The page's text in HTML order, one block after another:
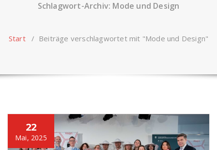
Schlagwort-Archiv: Mode und Design
Start/ Beiträge verschlagwortet mit "Mode und Design"
22
Mai, 2025